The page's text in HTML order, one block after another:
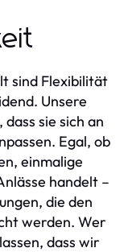
sind Flexibilität
Unsere
sie sich an
Egal, ob
einmalige
handelt –
die den
werden. Wer
dass wir